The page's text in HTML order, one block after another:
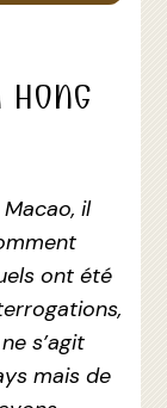
il
ont été
s’agit
mais de